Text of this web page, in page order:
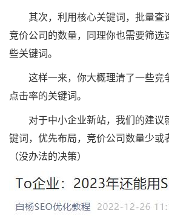
其次，利用核心关键词，批量查
竞价公司的数量，同理你也需要筛选
些关键词。
这样一来，你大概理清了一些竞
点击率的关键词。
对于中小企业新站，我们的建议
键词，优先布局，竞价公司数量少或
（没办法的决策）